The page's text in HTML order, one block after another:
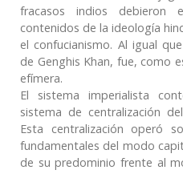
fracasos indios debieron
contenidos de la ideología
el confucianismo. Al igual
de Genghis Khan, fue, como
efímera.
El sistema imperialista
sistema de centralización
Esta centralización operó
fundamentales del modo
de su predominio frente al